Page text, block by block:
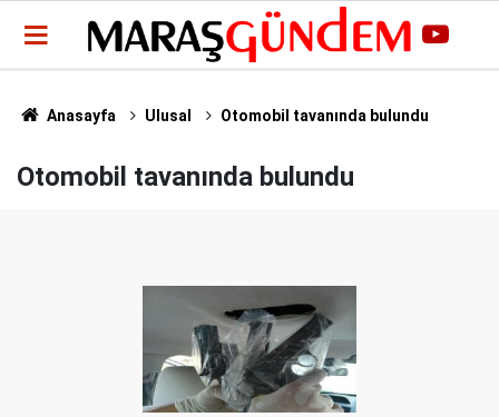
Anasayfa Ulusal Otomobil tavanında bulundu
Otomobil tavanında bulundu